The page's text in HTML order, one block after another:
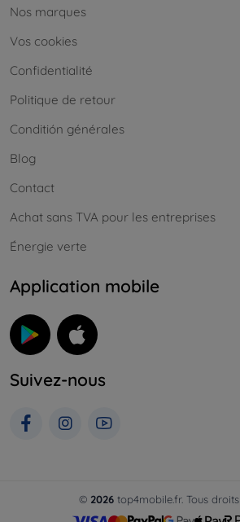
Nos marques
Vos cookies
Confidentialité
Politique de retour
Conditión générales
Blog
Contact
Achat sans TVA pour les entreprises
Énergie verte
Application mobile
Suivez-nous
© 2026 top4mobile.fr. Tous